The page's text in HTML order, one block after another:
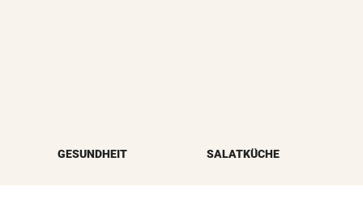
GESUNDHEIT SALATKÜCHE